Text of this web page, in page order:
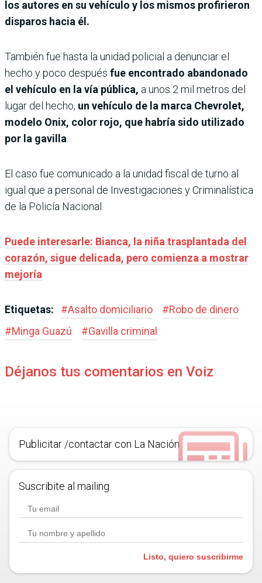
los autores en su vehículo y los mismos profirieron
disparos hacia él.
También fue hasta la unidad policial a denunciar el
hecho y poco después fue encontrado abandonado
el vehículo en la vía pública, a unos 2 mil metros del
lugar del hecho, un vehículo de la marca Chevrolet,
modelo Onix, color rojo, que habría sido utilizado
por la gavilla
El caso fue comunicado a la unidad fiscal de turno al
igual que a personal de Investigaciones y Criminalística
de la Policía Nacional.
Puede interesarle: Bianca, la niña trasplantada del
corazón, sigue delicada, pero comienza a mostrar
mejoría
Etiquetas: #Asalto domiciliario #Robo de dinero
#Minga Guazú #Gavilla criminal
Déjanos tus comentarios en Voiz
Publicitar /contactar con La Nación
Suscribite al mailing.
Listo, quiero suscribirme